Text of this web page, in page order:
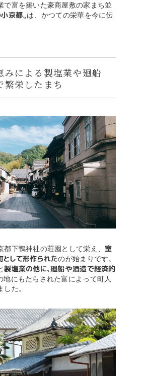
で富を築いた豪商屋敷の家まち並
京都〟は、かつての栄華を今に伝
みによる製塩業や廻船
繁栄したまち
都下鴨神社の荘園として栄え、室
して形作られたのが始まりです。
製塩業の他に、廻船や酒造で経済的
地にもたらされた富によって町人
た。